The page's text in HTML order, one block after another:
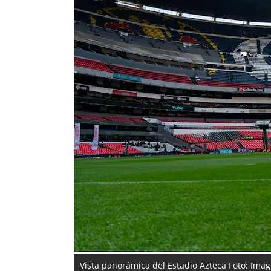
Vista panorámica del Estadio Azteca Foto: